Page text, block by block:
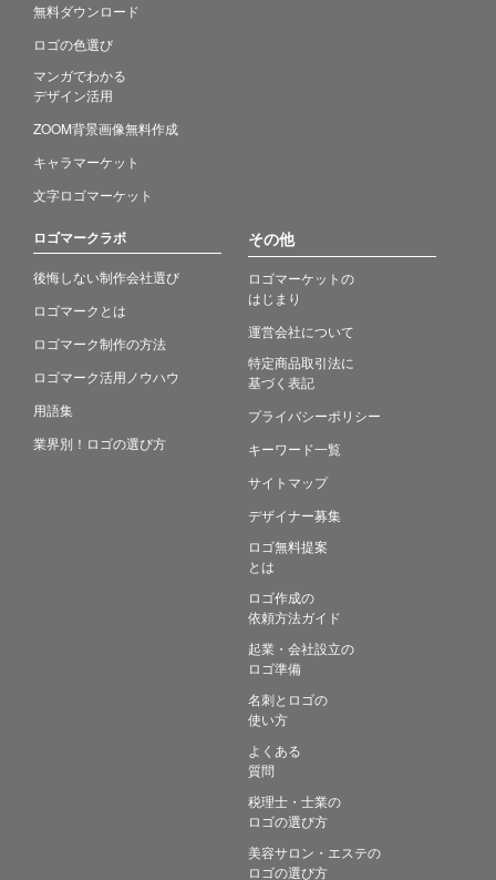
無料ダウンロード
ロゴの色選び
マンガでわかる
デザイン活用
ZOOM背景画像無料作成
キャラマーケット
文字ロゴマーケット
ロゴマークラボ
後悔しない制作会社選び
ロゴマークとは
ロゴマーク制作の方法
ロゴマーク活用ノウハウ
用語集
業界別！ロゴの選び方
その他
ロゴマーケットの
はじまり
運営会社について
特定商品取引法に
基づく表記
プライバシーポリシー
キーワード一覧
サイトマップ
デザイナー募集
ロゴ無料提案
とは
ロゴ作成の
依頼方法ガイド
起業・会社設立の
ロゴ準備
名刺とロゴの
使い方
よくある
質問
税理士・士業の
ロゴの選び方
美容サロン・エステの
ロゴの選び方